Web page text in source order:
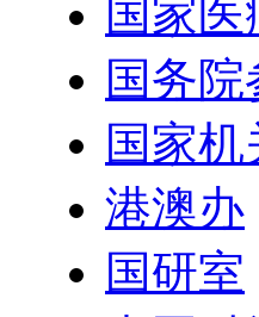
国家
国务院
国家
港澳办
国研室